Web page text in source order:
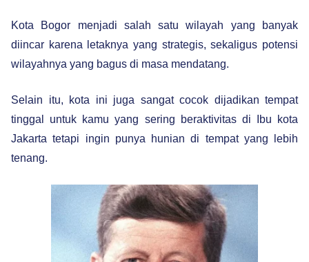
Kota Bogor menjadi salah satu wilayah yang banyak
diincar karena letaknya yang strategis, sekaligus potensi
wilayahnya yang bagus di masa mendatang.
Selain itu, kota ini juga sangat cocok dijadikan tempat
tinggal untuk kamu yang sering beraktivitas di Ibu kota
Jakarta tetapi ingin punya hunian di tempat yang lebih
tenang.